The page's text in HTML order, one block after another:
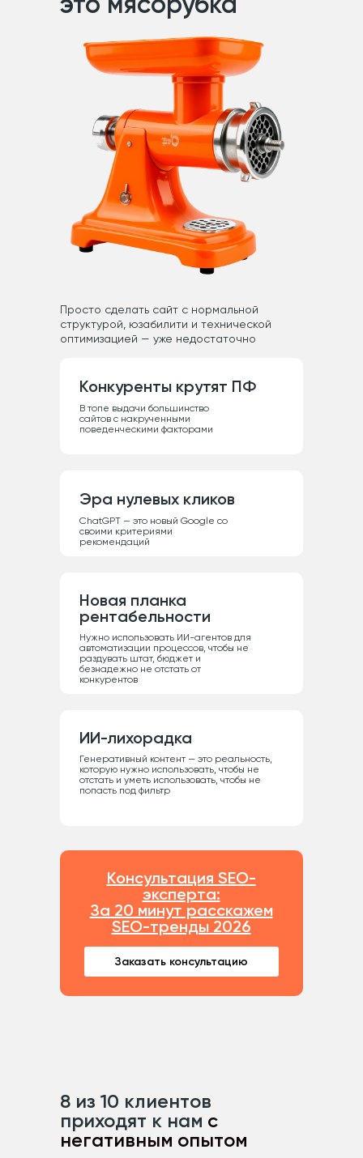
Просто сделать сайт с нормальной
структурой, юзабилити и технической
оптимизацией — уже недостаточно
Эра нулевых кликов
ChatGPT — это новый Google со
своими критериями
рекомендаций
Новая планка
рентабельности
Нужно использовать ИИ-агентов для
автоматизации процессов, чтобы не
раздувать штат, бюджет и
безнадежно не отстать от
конкурентов
ИИ-лихорадка
Генеративный контент — это реальность,
которую нужно использовать, чтобы не
отстать и уметь использовать, чтобы не
попасть под фильтр
Заказать консультацию
Консультация SEO-
эксперта:
За 20 минут расскажем
SEO-тренды 2026
Конкуренты крутят ПФ
В топе выдачи большинство
сайтов с накрученными
поведенческими факторами
8 из 10 клиентов
приходят к нам с
негативным опытом
Оценим риски
инвестиций в SEO
для вашего проекта
Заполните форму, мы свяжемся
Расскажите о вашей компании и задачах
Соглашаюсьспользовательским соглашением
Отправить